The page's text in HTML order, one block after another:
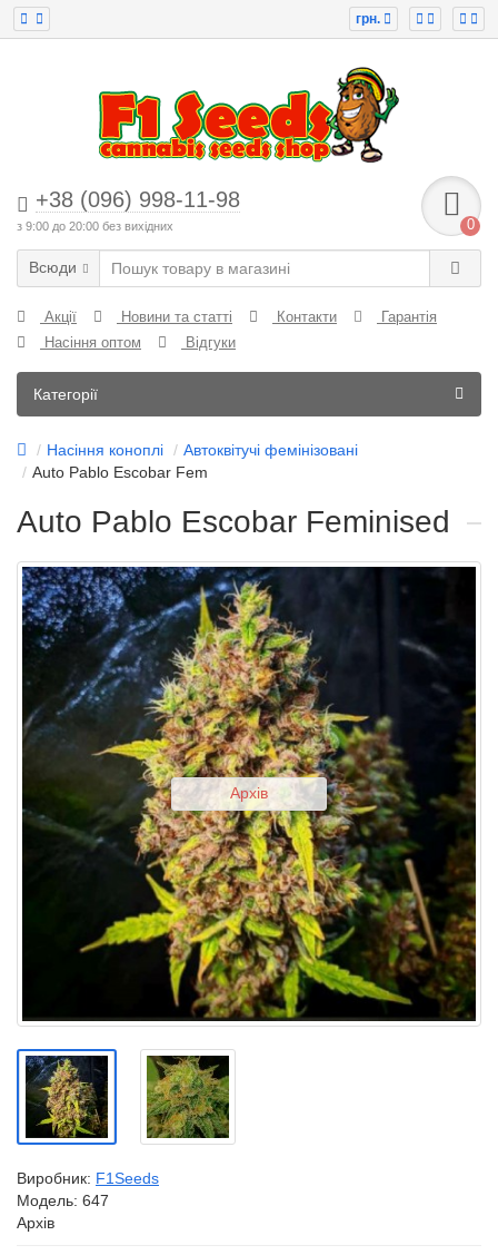
грн.
+38 (096) 998-11-98
з 9:00 до 20:00 без вихідних 0
Всюди
Акції Новини та статті Контакти
Гарантія
Насіння оптом
Відгуки
Категорії
Насіння коноплі
Автоквітучі фемінізовані
Auto Pablo Escobar Fem
Auto Pablo Escobar Feminised
Архів
Виробник: F1Seeds
Модель: 647
Архів